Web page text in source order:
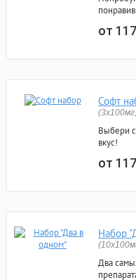
от
Софт
Выбери
вкус!
от
Набор
Два